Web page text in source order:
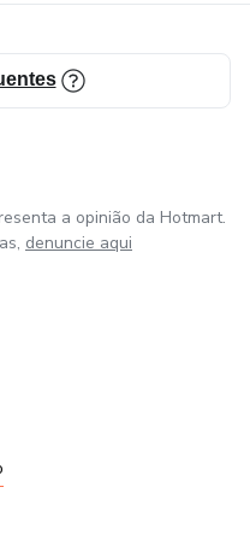
a opinião da Hotmart.
denuncie aqui